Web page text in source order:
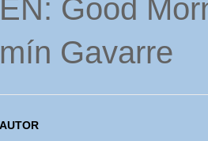
Good
Gavarre